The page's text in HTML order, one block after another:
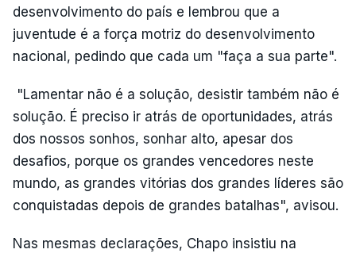
desenvolvimento do país e lembrou que a
juventude é a força motriz do desenvolvimento
nacional, pedindo que cada um "faça a sua parte".
"Lamentar não é a solução, desistir também não é
solução. É preciso ir atrás de oportunidades, atrás
dos nossos sonhos, sonhar alto, apesar dos
desafios, porque os grandes vencedores neste
mundo, as grandes vitórias dos grandes líderes são
conquistadas depois de grandes batalhas", avisou.
Nas mesmas declarações, Chapo insistiu na